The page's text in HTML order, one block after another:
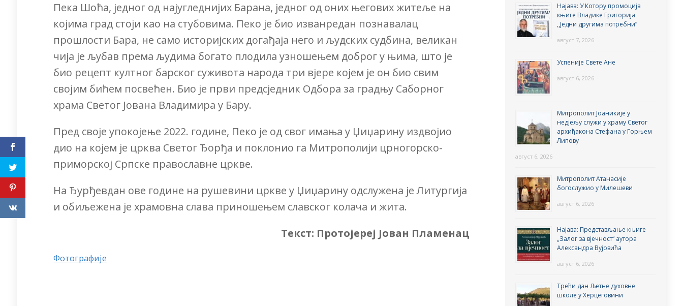
Пека Шоћа, једног од најугледнијих Барана, једног од оних његових житеље на
којима град стоји као на стубовима. Пеко је био изванредан познавалац
прошлости Бара, не само историјских догађаја него и људских судбина, великан
чија је љубав према људима богато плодила узношењем доброг у њима, што је
био рецепт култног барског суживота народа три вјере којем је он био свим
својим бићем посвећен. Био је први предсједник Одбора за градњу Саборног
храма Светог Јована Владимира у Бару.
Пред своје упокојење 2022. године, Пеко је од свог имања у Џиџарину издвојио
дио на којем је црква Светог Ђорђа и поклонио га Митрополији црногорско-
приморској Српске православне цркве.
На Ђурђевдан ове године на рушевини цркве у Џиџарину одслужена је Литургија
и обиљежена је храмовна слава приношењем славског колача и жита.
Текст: Протојереј Јован Пламенац
Фотографије
Најава: У Котору промоција
књиге Владике Григорија
,,Једни другима потребни”
август 7, 2026
Успеније Свете Ане
август 6, 2026
Митрополит Јоаникије у
недјељу служи у храму Светог
архиђакона Стефана у Горњем
Липову
август 6, 2026
Митрополит Атанасије
богослужио у Милешеви
август 6, 2026
Најава: Представљање књиге
„Залог за вјечност“ аутора
Александра Вујовића
август 6, 2026
Трећи дан Љетне духовне
школе у Херцеговини